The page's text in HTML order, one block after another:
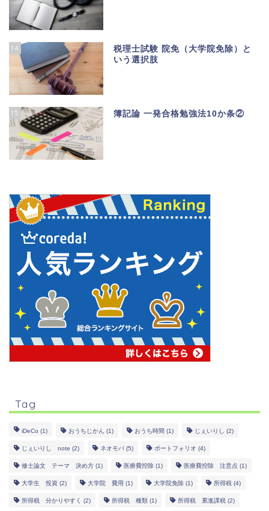
14
税理士試験 院免（大学院免除）と
いう選択肢
15 簿記論 一発合格勉強法10か条②
Tag
iDeCo (1) おうちじかん (1) おうち時間 (1) じぇいりし (2)
じぇいりし note (2) ネオモバ (5) ポートフォリオ (4)
修士論文 テーマ 決め方 (1) 医療費控除 (1) 医療費控除 注意点 (1)
大学生 投資 (2) 大学院 費用 (1) 大学院免除 (1) 所得税 (4)
所得税 分かりやすく (2) 所得税 種類 (1) 所得税 累進課税 (2)